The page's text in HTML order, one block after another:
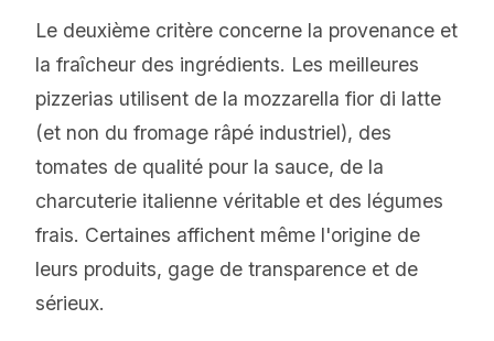
Le deuxième critère concerne la provenance et
la fraîcheur des ingrédients. Les meilleures
pizzerias utilisent de la mozzarella fior di latte
(et non du fromage râpé industriel), des
tomates de qualité pour la sauce, de la
charcuterie italienne véritable et des légumes
frais. Certaines affichent même l'origine de
leurs produits, gage de transparence et de
sérieux.